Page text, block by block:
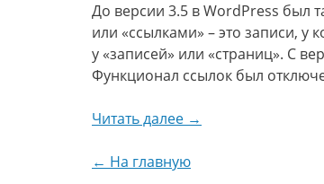
До версии 3.5 в WordPress был
или «ссылками» – это записи, у
у «записей» или «страниц». С
Функционал ссылок был
Читать далее →
← На главную